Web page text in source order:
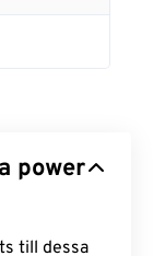
power
till dessa